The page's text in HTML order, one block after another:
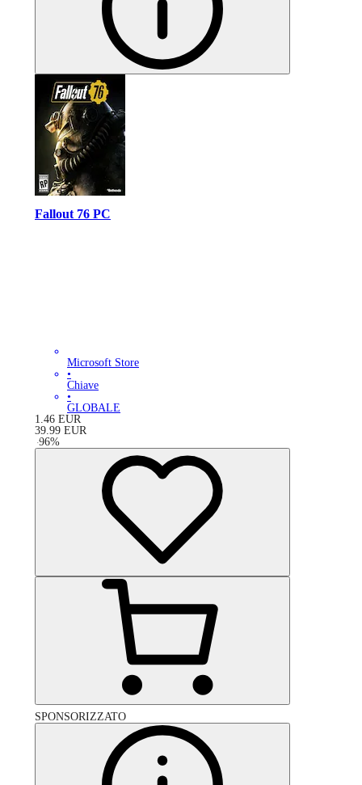
Fallout 76 PC
Microsoft Store
•
Chiave
•
GLOBALE
1.46 EUR
39.99 EUR
-96%
SPONSORIZZATO